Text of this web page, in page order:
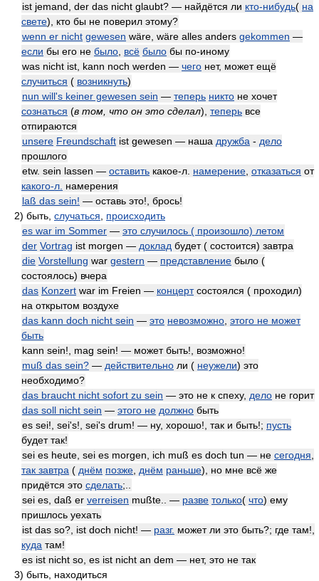
ist jemand, der das nicht glaubt? — найдётся ли кто-нибудь( на
свете), кто бы не поверил этому?
wenn er nicht gewesen wäre, wäre alles anders gekommen —
если бы его не было всё было бы по-иному
was nicht ist, kann noch werden — чего нет, может ещё
случиться ( возникнуть)
nun will's keiner gewesen sein — теперь никто не хочет
сознаться (в том, что он это сделал) теперь все
отпираются
unsere Freundschaft ist gewesen — наша дружба - дело
прошлого
etw. sein lassen — оставить какое-л. намерение отказаться от
какого-л. намерения
laß das sein! — оставь это!, брось!
2) быть, случаться
происходить
es war im Sommer — это случилось ( произошло) летом
der Vortrag ist morgen — доклад будет ( состоится) завтра
die Vorstellung war gestern — представление было (
состоялось) вчера
das Konzert war im Freien — концертсостоялся ( проходил)
на открытом воздухе
das kann doch nicht sein — это невозможно этого не может
быть
kann sein!, mag sein! — может быть!, возможно!
muß das sein? — действительно ли ( неужели) это
необходимо?
das braucht nicht sofort zu sein — это не к спеху, дело не горит
das soll nicht sein — этого не должно быть
es sei!, sei's!, sei's drum! — ну, хорошо!, так и быть!; пусть
будет так!
sei es heute, sei es morgen, ich muß es doch tun — не сегодня
так завтра ( днём позже днём раньше), но мне всё же
придётся это сделать;..
sei es, daß er verreisen mußte.. — разве только( что) ему
пришлось уехать
ist das so?, ist doch nicht! — разг. может ли это быть?; где там!,
куда там!
es ist nicht so, es ist nicht an dem — нет, это не так
3) быть, находиться